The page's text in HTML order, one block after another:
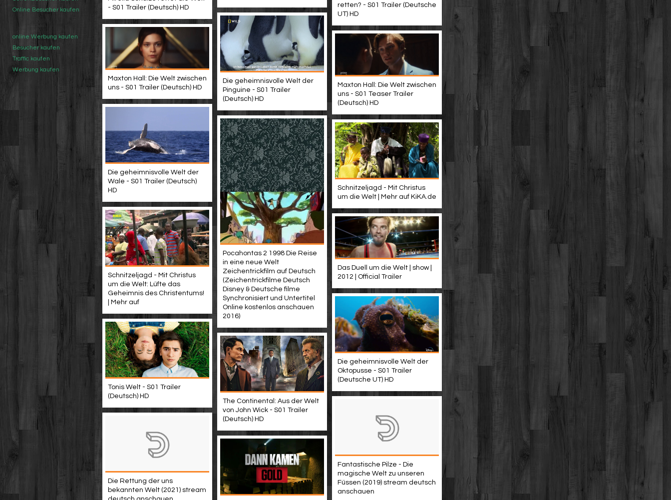
Online Besucher kaufen
online Werbung kaufen
Besucher kaufen
Traffic kaufen
Werbung kaufen
retten? - S01 Trailer (Deutsche
UT) HD
- S01 Trailer (Deutsch) HD
Die geheimnisvolle Welt der
Pinguine - S01 Trailer
(Deutsch) HD
Maxton Hall: Die Welt zwischen
uns - S01 Trailer (Deutsch) HD
Maxton Hall: Die Welt zwischen
uns - S01 Teaser Trailer
(Deutsch) HD
Die geheimnisvolle Welt der
Wale - S01 Trailer (Deutsch)
HD
Pocahontas 2 1998 Die Reise
in eine neue Welt
Zeichentrickfilm auf Deutsch
(Zeichentrickfilme Deutsch
Disney & Deutsche filme
Synchronisiert und Untertitel
Online kostenlos anschauen
2016)
Schnitzeljagd - Mit Christus
um die Welt | Mehr auf KiKA.de
Schnitzeljagd - Mit Christus
um die Welt: Lüfte das
Geheimnis des Christentums!
| Mehr auf
Das Duell um die Welt | show |
2012 | Official Trailer
Die geheimnisvolle Welt der
Oktopusse - S01 Trailer
(Deutsche UT) HD
Tonis Welt - S01 Trailer
(Deutsch) HD
The Continental: Aus der Welt
von John Wick - S01 Trailer
(Deutsch) HD
Fantastische Pilze - Die
magische Welt zu unseren
Füssen (2019) stream deutsch
anschauen
Die Rettung der uns
bekannten Welt (2021) stream